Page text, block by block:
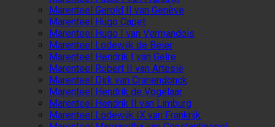
Marenteel Gerold II van Genève
Marenteel Hugo Capet
Marenteel Hugo I van Vermandois
Marenteel Lodewijk de Beier
Marenteel Hendrik I van Gelre
Marenteel Robert II van Artesië
Marenteel Dirk van Cranendonck
Marenteel Hendrik de Vogelaar
Marenteel Hendrik II van Limburg
Marenteel Lodewijk IX van Frankrijk